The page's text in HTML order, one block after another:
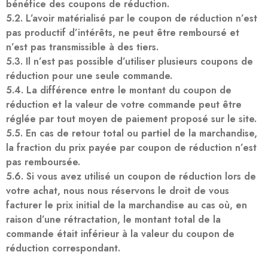
bénéfice des coupons de réduction.
5.2. L’avoir matérialisé par le coupon de réduction n’est
pas productif d’intérêts, ne peut être remboursé et
n’est pas transmissible à des tiers.
5.3. Il n’est pas possible d’utiliser plusieurs coupons de
réduction pour une seule commande.
5.4. La différence entre le montant du coupon de
réduction et la valeur de votre commande peut être
réglée par tout moyen de paiement proposé sur le site.
5.5. En cas de retour total ou partiel de la marchandise,
la fraction du prix payée par coupon de réduction n’est
pas remboursée.
5.6. Si vous avez utilisé un coupon de réduction lors de
votre achat, nous nous réservons le droit de vous
facturer le prix initial de la marchandise au cas où, en
raison d’une rétractation, le montant total de la
commande était inférieur à la valeur du coupon de
réduction correspondant.